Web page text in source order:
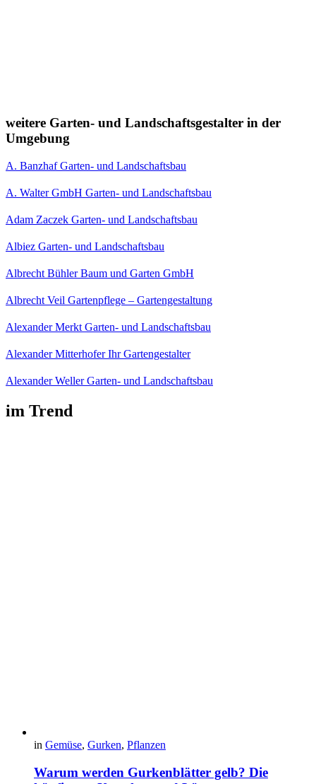
weitere Garten- und Landschaftsgestalter in der
Umgebung
A. Banzhaf Garten- und Landschaftsbau
A. Walter GmbH Garten- und Landschaftsbau
Adam Zaczek Garten- und Landschaftsbau
Albiez Garten- und Landschaftsbau
Albrecht Bühler Baum und Garten GmbH
Albrecht Veil Gartenpflege – Gartengestaltung
Alexander Merkt Garten- und Landschaftsbau
Alexander Mitterhofer Ihr Gartengestalter
Alexander Weller Garten- und Landschaftsbau
im Trend
in Gemüse, Gurken, Pflanzen
Warum werden Gurkenblätter gelb? Die